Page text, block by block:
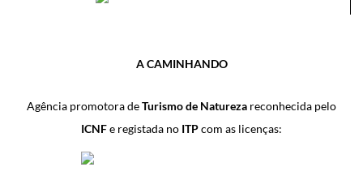
A CAMINHANDO
Agência promotora deTurismo de Natureza reconhecida pelo
ICNFe registada no ITPcom as licenças: